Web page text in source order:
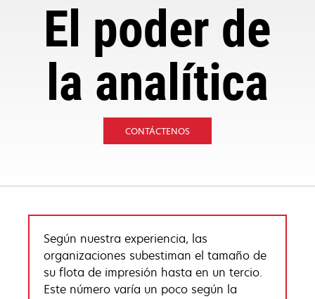
El poder de
la analítica
CONTÁCTENOS
Según nuestra experiencia, las
organizaciones subestiman el tamaño de
su flota de impresión hasta en un tercio.
Este número varía un poco según la